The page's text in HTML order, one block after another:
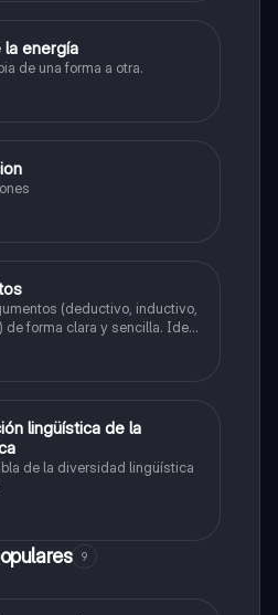
energía
de una forma a otra.
(deductivo, inductivo,
forma clara y sencilla. Ideal
que quieren mejorar
y expresión escrita.
lingüística de la
de la diversidad lingüística
9